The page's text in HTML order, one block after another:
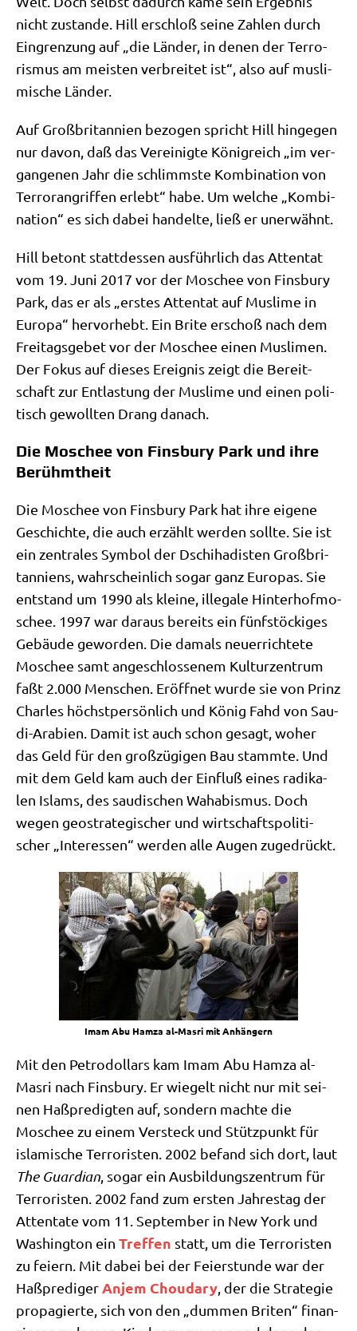
nicht zustan­de. Hill erschloß sei­ne Zah­len durch
Ein­gren­zung auf „die Län­der, in denen der Ter­ro­
ris­mus am mei­sten ver­brei­tet ist“, also auf mus­li­
mi­sche Länder.
Auf Groß­bri­tan­ni­en bezo­gen spricht Hill hin­ge­gen
nur davon, daß das Ver­ei­nig­te König­reich „im ver­
gan­ge­nen Jahr die schlimm­ste Kom­bi­na­ti­on von
Ter­ror­an­grif­fen erlebt“ habe. Um wel­che „Kom­bi­
na­ti­on“ es sich dabei han­del­te, ließ er unerwähnt.
Hill betont statt­des­sen aus­führ­lich das Atten­tat
vom 19. Juni 2017 vor der Moschee von Fins­bu­ry
Park, das er als „erstes Atten­tat auf Mus­li­me in
Euro­pa“ her­vor­hebt. Ein Bri­te erschoß nach dem
Frei­tags­ge­bet vor der Moschee einen Mus­li­men.
Der Fokus auf die­ses Ereig­nis zeigt die Bereit­
schaft zur Ent­la­stung der Mus­li­me und einen poli­
tisch gewoll­ten Drang danach.
Die Moschee von Finsbury Park und ihre
Berühmtheit
Die Moschee von Fins­bu­ry Park hat ihre eige­ne
Geschich­te, die auch erzählt wer­den soll­te. Sie ist
ein zen­tra­les Sym­bol der Dschi­ha­di­sten Groß­bri­
tan­ni­ens, wahr­schein­lich sogar ganz Euro­pas. Sie
ent­stand um 1990 als klei­ne, ille­ga­le Hin­ter­hof­mo­
schee. 1997 war dar­aus bereits ein fünf­stöcki­ges
Gebäu­de gewor­den. Die damals neu­errich­te­te
Moschee samt ange­schlos­se­nem Kul­tur­zen­trum
faßt 2.000 Men­schen. Eröff­net wur­de sie von Prinz
Charles höchst­per­sön­lich und König Fahd von Sau­
di-Ara­bi­en. Damit ist auch schon gesagt, woher
das Geld für den groß­zü­gi­gen Bau stamm­te. Und
mit dem Geld kam auch der Ein­fluß eines radi­ka­
len Islams, des sau­di­schen Waha­bis­mus. Doch
wegen geo­stra­te­gi­scher und wirt­schafts­po­li­ti­
scher „Inter­es­sen“ wer­den alle Augen zugedrückt.
Imam Abu Ham­za al-Mas­ri mit Anhängern
Mit den Petro­dol­lars kam Imam Abu Ham­za al-
Mas­ri nach Fins­bu­ry. Er wie­gelt nicht nur mit sei­
nen Haß­pre­dig­ten auf, son­dern mach­te die
Moschee zu einem Ver­steck und Stütz­punkt für
isla­mi­sche Ter­ro­ri­sten. 2002 befand sich dort, laut
The Guar­di­an , sogar ein Aus­bil­dungs­zen­trum für
Ter­ro­ri­sten. 2002 fand zum ersten Jah­res­tag der
Atten­ta­te vom 11. Sep­tem­ber in New York und
Washing­ton ein Tref­fen statt, um die Ter­ro­ri­sten
zu fei­ern. Mit dabei bei der Fei­er­stun­de war der
Haß­pre­di­gerAnjem Chou­da­ry , der die Stra­te­gie
pro­pa­gier­te, sich von den „dum­men Bri­ten“ finan­